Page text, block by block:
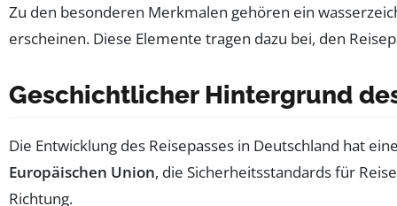
Zu den besonderen Merkmalen gehören ein
erscheinen. Diese Elemente tragen dazu bei, den
Geschichtlicher Hintergrund
Die Entwicklung des Reisepasses in Deutschland hat
Europäischen Union, die Sicherheitsstandards für
Richtung.